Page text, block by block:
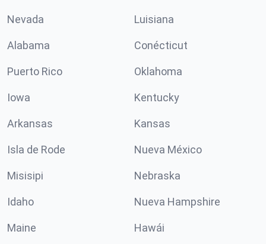
Nevada Luisiana
Alabama Conécticut
Puerto Rico Oklahoma
Iowa Kentucky
Arkansas Kansas
Isla de Rode Nueva México
Misisipi Nebraska
Idaho Nueva Hampshire
Maine Hawái